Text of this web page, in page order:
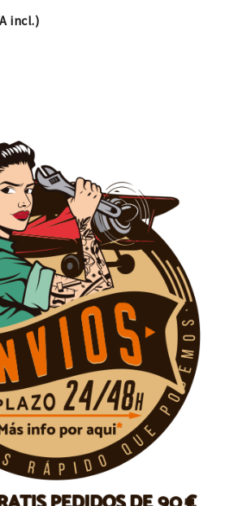
era: 21,30 €.
actual es: 19,36 €.
incl.)